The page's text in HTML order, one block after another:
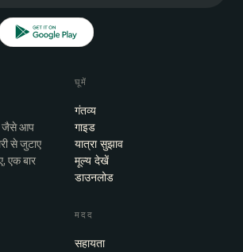
जैसे आप
से जुटाए
एक बार
घूमें
गंतव्य
गाइड
यात्रा सुझाव
मूल्य देखें
डाउनलोड
मदद
सहायता